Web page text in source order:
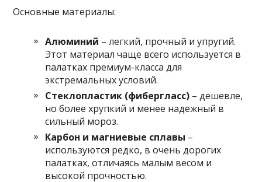
Основные материалы:
Алюминий – легкий, прочный и упругий.
Этот материал чаще всего используется в
палатках премиум-класса для
экстремальных условий.
Стеклопластик (фибергласс) – дешевле,
но более хрупкий и менее надежный в
сильный мороз.
Карбон и магниевые сплавы –
используются редко, в очень дорогих
палатках, отличаясь малым весом и
высокой прочностью.